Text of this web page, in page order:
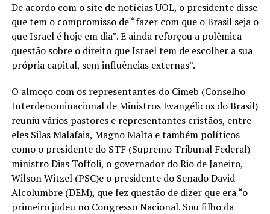
De acordo com o site de notícias UOL, o presidente disse
que tem o compromisso de “fazer com que o Brasil seja o
que Israel é hoje em dia”. E ainda reforçou a polêmica
questão sobre o direito que Israel tem de escolher a sua
própria capital, sem influências externas”.
O almoço com os representantes do Cimeb (Conselho
Interdenominacional de Ministros Evangélicos do Brasil)
reuniu vários pastores e representantes cristãos, entre
eles Silas Malafaia, Magno Malta e também políticos
como o presidente do STF (Supremo Tribunal Federal)
ministro Dias Toffoli, o governador do Rio de Janeiro,
Wilson Witzel (PSC)e o presidente do Senado David
Alcolumbre (DEM), que fez questão de dizer que era “o
primeiro judeu no Congresso Nacional. Sou filho da